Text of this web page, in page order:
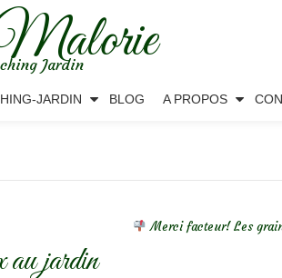
Jardin
JARDIN BLOG A PROPOS
Merci facteur! Les
au jardin